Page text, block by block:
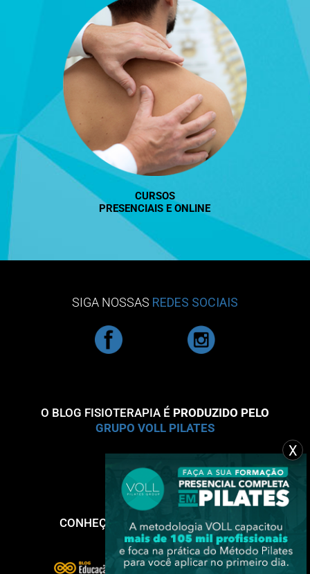
CURSOS
PRESENCIAIS EONLINE
SIGA NOSSAS REDES SOCIAIS
O BLOG FISIOTERAPIA É PRODUZIDO PELO
GRUPO VOLL PILATES
CONHEÇA NOSSOS OUTROS BLOGS:
X